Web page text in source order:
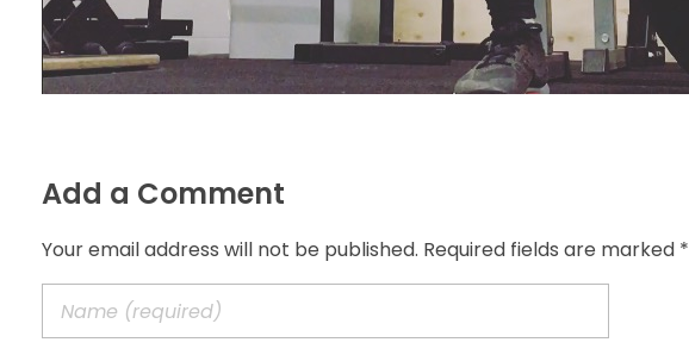
Add a Comment
Your email address will not be published. Required fields are marked *